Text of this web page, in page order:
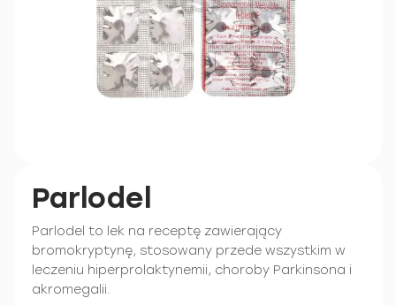
Parlodel
Parlodel to lek na receptę zawierający
bromokryptynę, stosowany przede wszystkim w
leczeniu hiperprolaktynemii, choroby Parkinsona i
akromegalii.